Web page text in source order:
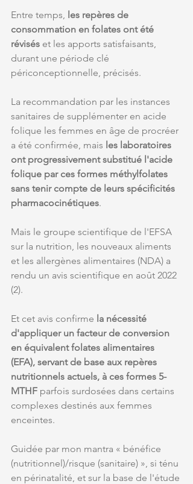
Entre temps, les repères de
consommation en folates ont été
révisés et les apports satisfaisants,
durant une période clé
périconceptionnelle, précisés.
La recommandation par les instances
sanitaires de supplémenter en acide
folique les femmes en âge de procréer
a été confirmée, mais les laboratoires
ont progressivement substitué l'acide
folique par ces formes méthylfolates
sans tenir compte de leurs spécificités
pharmacocinétiques.
Mais le groupe scientifique de l'EFSA
sur la nutrition, les nouveaux aliments
et les allergènes alimentaires (NDA) a
rendu un avis scientifique en août 2022
(2).
Et cet avis confirme la nécessité
d'appliquer un facteur de conversion
en équivalent folates alimentaires
(EFA), servant de base aux repères
nutritionnels actuels, à ces formes 5-
MTHF parfois surdosées dans certains
complexes destinés aux femmes
enceintes.
Guidée par mon mantra « bénéfice
(nutritionnel)/risque (sanitaire) », si ténu
en périnatalité, et sur la base de l'étude